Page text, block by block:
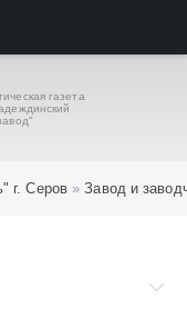
газета
г. Серов »Завод и